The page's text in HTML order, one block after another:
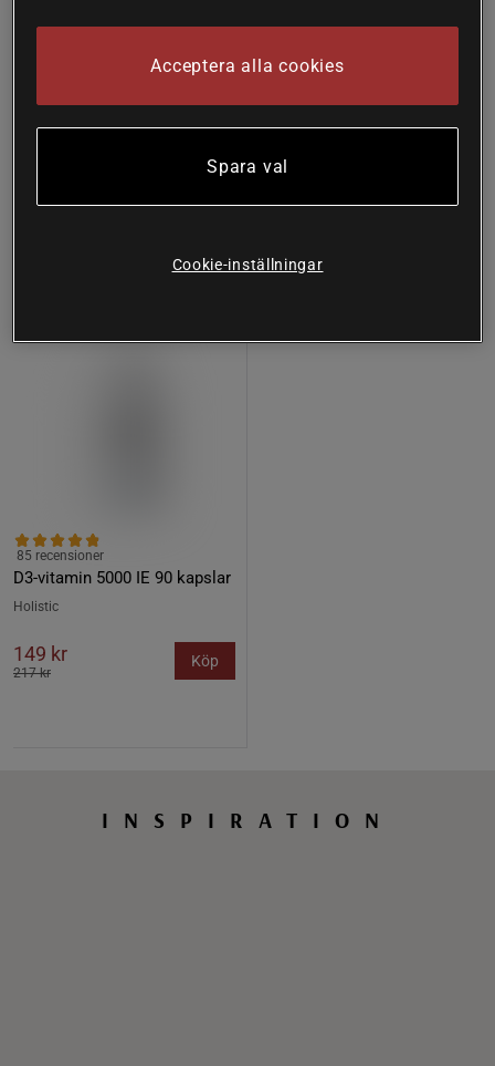
LactoVitalis Pro 30 kapslar
Magnesium 375 mg 100
Lägsta pris
D3-vitamin 5000 IE 90 kapslar
85 recensioner
Holistic
149 kr
217 kr
Köp
INSPIRATION
Acceptera alla cookies
Spara val
Cookie-inställningar